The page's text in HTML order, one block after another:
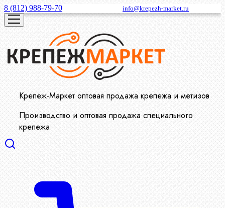
8 (812) 988-79-70 info@krepezh-market.ru
Крепеж-Маркет оптовая продажа крепежа и метизов
Производство и оптовая продажа специального
крепежа